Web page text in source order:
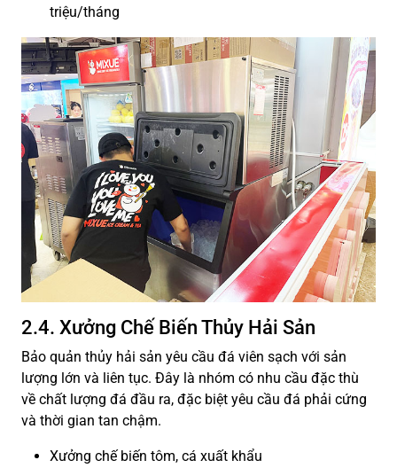
triệu/tháng
2.4. Xưởng Chế Biến Thủy Hải Sản
Bảo quản thủy hải sản yêu cầu đá viên sạch với sản
lượng lớn và liên tục. Đây là nhóm có nhu cầu đặc thù
về chất lượng đá đầu ra, đặc biệt yêu cầu đá phải cứng
và thời gian tan chậm.
Xưởng chế biến tôm, cá xuất khẩu